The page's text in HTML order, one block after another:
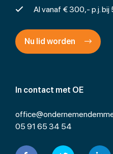
In contact met OE
05 91 65 34 54
Al vanaf € 300,- p.j. bij
Nu lid worden